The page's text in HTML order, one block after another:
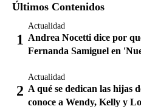
Últimos Contenidos
Actualidad
Andrea Nocetti dice por
Fernanda Samiguel en
Actualidad
A qué se dedican las hijas
conoce a Wendy, Kelly y